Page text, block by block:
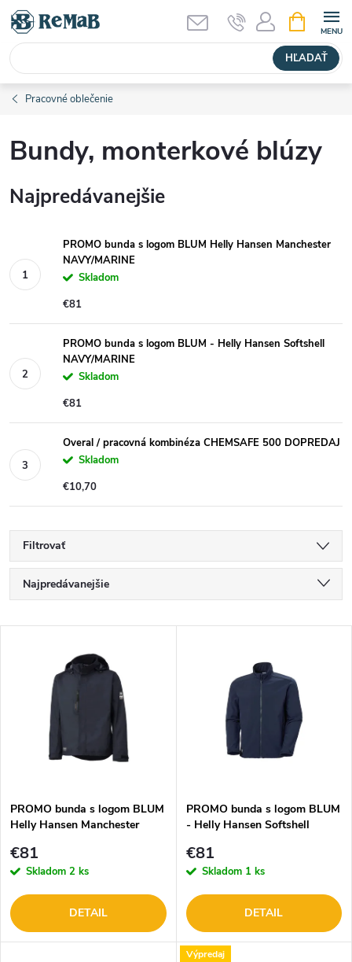
Prejsť
obsah
HĽADAŤ
KOŠÍK
Pracovné oblečenie
Bundy, monterkové blúzy
Najpredávanejšie
PROMO bunda s logom BLUM Helly Hansen Manchester
NAVY/MARINE
Skladom
€81
PROMO bunda s logom BLUM - Helly Hansen Softshell
NAVY/MARINE
Skladom
€81
Overal / pracovná kombinéza CHEMSAFE 500 DOPREDAJ
Skladom
€10,70
Filtrovať
R
a
e
p
r
o
Najpredávanejšie
Abecedne
s
p
r
o
PROMO bunda s logom BLUM
Helly Hansen Manchester
€81
Skladom 2 ks
DETAIL
PROMO bunda s logom BLUM
- Helly Hansen Softshell
€81
Skladom 1 ks
DETAIL
Výpredaj